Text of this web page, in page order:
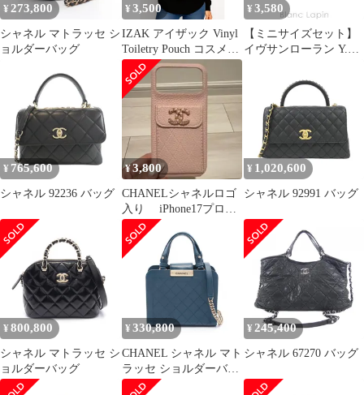
¥ 273,800
シャネル マトラッセ シ
ョルダーバッグ
¥ 3,500
IZAK アイザック Vinyl
Toiletry Pouch コスメポ
ーチ 化粧バッグ プチフ
ラワー
¥ 3,580
【ミニサイズセット】
イヴサンローラン Y.S.L
チセット2 #1 1g ミニサ
イズセット [102580]
¥ 765,600
シャネル 92236 バッグ
¥3,800
CHANELシャネルロゴ
入り iPhone17プロマ
ックス専用
¥ 1,020,600
シャネル 92991 バッグ
¥ 800,800
シャネル マトラッセ シ
ョルダーバッグ
¥ 330,800
CHANEL シャネル マト
ラッセ ショルダーバッ
グ
¥ 245,400
シャネル 67270 バッグ